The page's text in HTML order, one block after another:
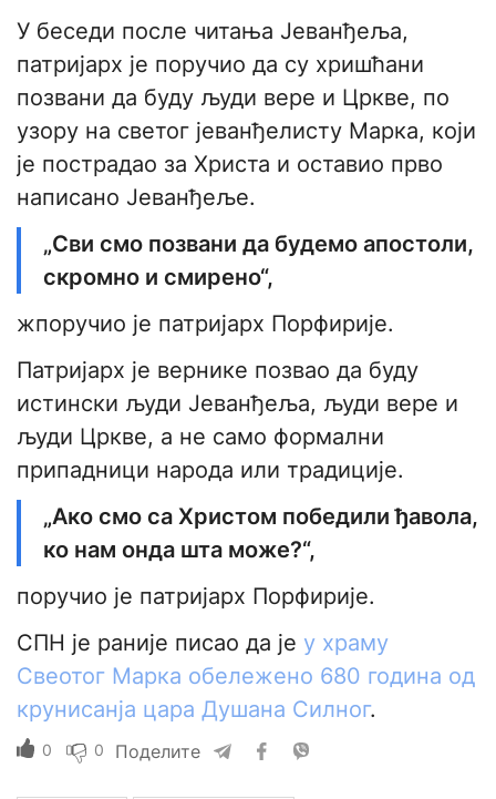
У беседи после читања Јеванђеља,
патријарх је поручио да су хришћани
позвани да буду људи вере и Цркве, по
узору на светог јеванђелисту Марка, који
је пострадао за Христа и оставио прво
написано Јеванђеље.
„Сви смо позвани да будемо апостоли,
скромно и смирено“,
жпоручио је патријарх Порфирије.
Патријарх је вернике позвао да буду
истински људи Јеванђеља, људи вере и
људи Цркве, а не само формални
припадници народа или традиције.
„Ако смо са Христом победили ђавола,
ко нам онда шта може?“,
поручио је патријарх Порфирије.
СПН је раније писао да је у храму
Свеотог Марка обележено 680 година од
крунисанја цара Душана Силног.
0 0 Поделите